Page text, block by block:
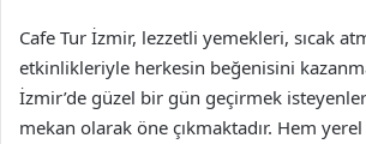
Cafe Tur İzmir, lezzetli yemekleri, sıcak
etkinlikleriyle herkesin beğenisini
İzmir’de güzel bir gün geçirmek
mekan olarak öne çıkmaktadır. Hem